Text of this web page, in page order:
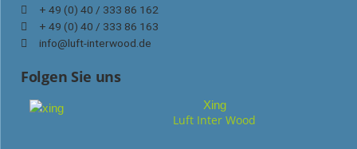
+ 49 (0) 40 / 333 86 162
+ 49 (0) 40 / 333 86 163
info@luft-interwood.de
Folgen Sie uns
Xing
Luft Inter Wood